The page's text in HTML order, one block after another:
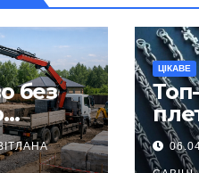
без
ЦІКАВЕ